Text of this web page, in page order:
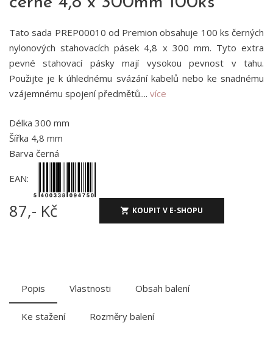
Tato sada PREP00010 od Premion obsahuje 100 ks černých
nylonových stahovacích pásek 4,8 x 300 mm. Tyto extra
pevné stahovací pásky mají vysokou pevnost v tahu.
Použijte je k úhlednému svázání kabelů nebo ke snadnému
vzájemnému spojení předmětů.... více
Délka 300 mm
Šířka 4,8 mm
Barva černá
EAN:
87,- Kč KOUPIT V E-SHOPU
Popis Vlastnosti Obsah balení
Ke stažení Rozměry balení